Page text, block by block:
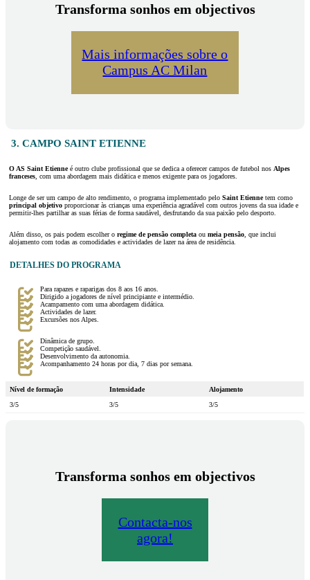
Transforma sonhos em objectivos
Mais informações sobre o
Campus AC Milan
3. CAMPO SAINT ETIENNE
O AS Saint Etienneé outro clube profissional que se dedica a oferecer campos de futebol nos Alpes
franceses, com uma abordagem mais didática e menos exigente para os jogadores.
Longe de ser um campo de alto rendimento, o programa implementado pelo Saint Etiennetem como
principal objetivo proporcionar às crianças uma experiência agradável com outros jovens da sua idade e
permitir-lhes partilhar as suas férias de forma saudável, desfrutando da sua paixão pelo desporto.
Além disso, os pais podem escolher o regime de pensão completa ou meia pensão, que inclui
alojamento com todas as comodidades e actividades de lazer na área de residência.
DETALHES DO PROGRAMA
Para rapazes e raparigas dos 8 aos 16 anos.
Dirigido a jogadores de nível principiante e intermédio.
Acampamento com uma abordagem didática.
Actividades de lazer.
Excursões nos Alpes.
Dinâmica de grupo.
Competição saudável.
Desenvolvimento da autonomia.
Acompanhamento 24 horas por dia, 7 dias por semana.
Nível de formação Intensidade
Alojamento
3/5
3/5 3/5
Transforma sonhos em objectivos
Contacta-nos
agora!